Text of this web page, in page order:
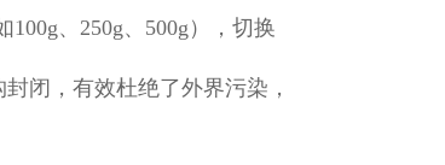
、250g、500g），切换
闭，有效杜绝了外界污染，